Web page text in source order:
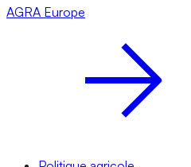
AGRA Europe